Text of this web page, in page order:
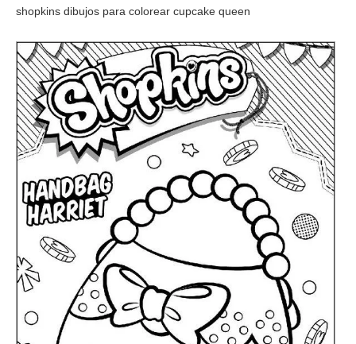
shopkins dibujos para colorear cupcake queen